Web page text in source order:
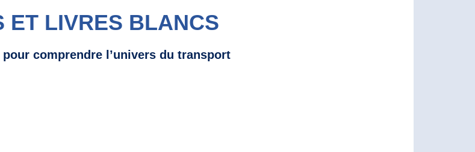
ET LIVRES BLANCS
comprendre l’univers du transport